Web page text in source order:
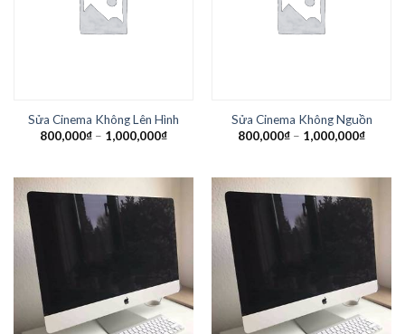
Sửa Cinema Không Lên Hình
800,000₫ – 1,000,000₫
Sửa Cinema Không Nguồn
800,000₫ – 1,000,000₫